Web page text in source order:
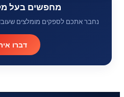
מחפשים בעל
נחבר אתכם לספקים מומלצים
דברו